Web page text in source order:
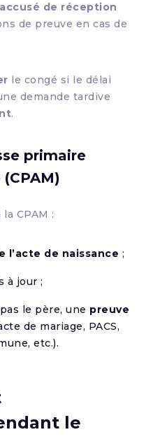
de réception
de preuve en cas de
le congé si le délai
demande tardive
.
primaire
CPAM :
l’acte de naissance ;
à jour ;
le père, une preuve
de mariage, PACS,
etc.).
le